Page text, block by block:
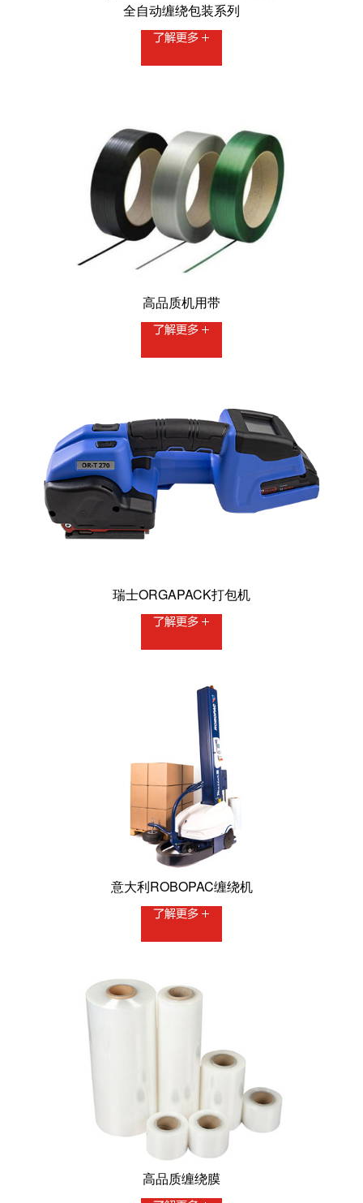
全自动缠绕包装系列
高品质机用带
瑞士ORGAPACK打包机
意大利ROBOPAC缠绕机
高品质缠绕膜